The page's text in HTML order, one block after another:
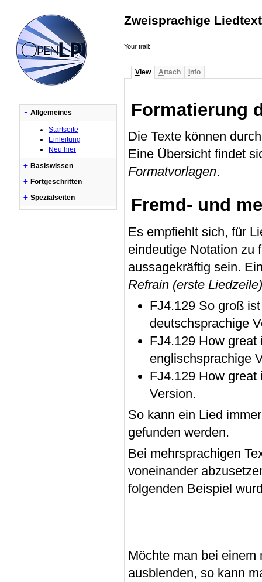
Zweisprachige
Your trail:
View Attach Info
Formatierung
Die Texte können
Eine Übersicht findet
Formatvorlagen.
Fremd- und
Es empfiehlt sich, für
eindeutige Notation zu
aussagekräftig sein.
Refrain (erste
FJ4.129 So groß
deutschsprachige
FJ4.129 How
englischsprachige
FJ4.129 How
Version.
So kann ein Lied
gefunden werden.
Bei mehrsprachigen
voneinander
folgenden Beispiel
Möchte man bei einem
ausblenden, so kann
- Allgemeines
Startseite
Einleitung
Neu hier
+ Basiswissen
+ Fortgeschritten
+ Spezialseiten